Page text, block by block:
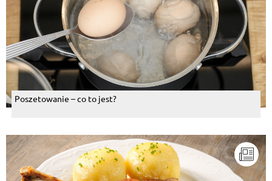
Poszetowanie – co to jest?